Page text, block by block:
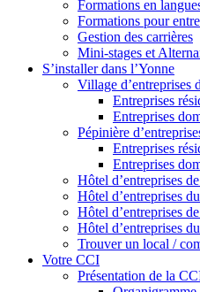
Formations en
Formations pour
Gestion des carrières
Mini-stages et
S’installer dans l’Yonne
Village d’entreprises
Entreprises
Entreprises
Pépinière
Entreprises
Entreprises
Hôtel d’entreprises
Hôtel d’entreprises
Hôtel d’entreprises
Hôtel d’entreprises
Trouver un local /
Votre CCI
Présentation de la